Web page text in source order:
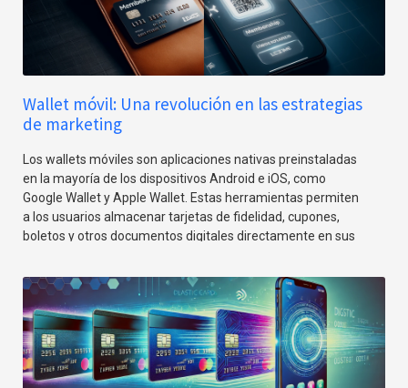
Wallet móvil: Una revolución en las estrategias
de marketing
Los wallets móviles son aplicaciones nativas preinstaladas
en la mayoría de los dispositivos Android e iOS, como
Google Wallet y Apple Wallet. Estas herramientas permiten
a los usuarios almacenar tarjetas de fidelidad, cupones,
boletos y otros documentos digitales directamente en sus
físicas y ofrece una experiencia más cómoda y eficiente
tanto para los usuarios como para las empresas.